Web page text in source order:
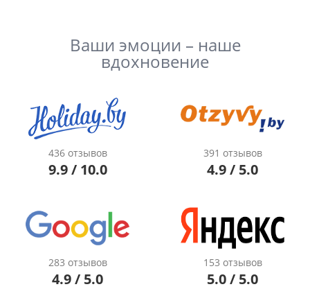
Ваши эмоции – наше
вдохновение
436 отзывов
9.9 / 10.0
391 отзывов
4.9 / 5.0
283 отзывов
4.9 / 5.0
153 отзывов
5.0 / 5.0